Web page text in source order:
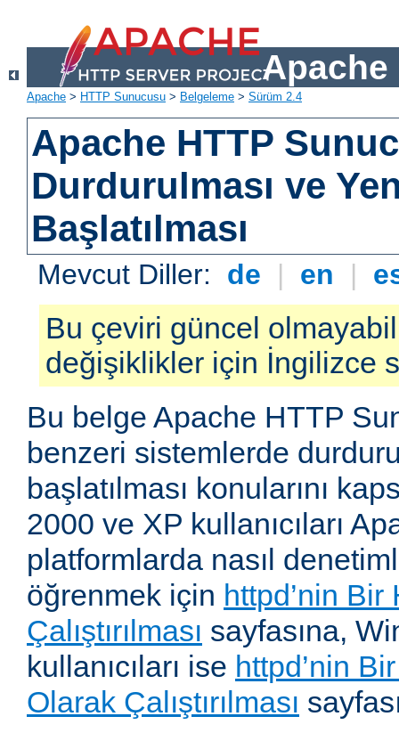
Apache
Apache > HTTP Sunucusu > Belgeleme > Sürüm 2.4
Apache HTTP
Durdurulması ve
Başlatılması
Mevcut Diller: de | en |
Bu çeviri güncel
değişiklikler için İngilizce
Bu belge Apache HTTP
benzeri sistemlerde
başlatılması konularını
2000 ve XP kullanıcıları
platformlarda nasıl
öğrenmek için httpd’nin
Çalıştırılması sayfasına,
kullanıcıları ise httpd’nin
Olarak Çalıştırılması